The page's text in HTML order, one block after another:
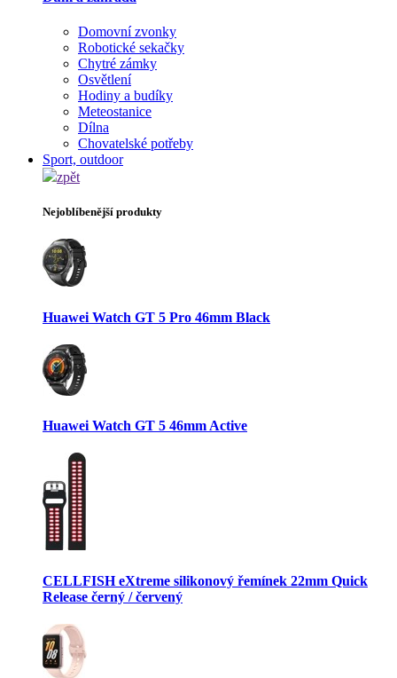
Domovní zvonky
Robotické sekačky
Chytré zámky
Osvětlení
Hodiny a budíky
Meteostanice
Dílna
Chovatelské potřeby
Sport, outdoor
zpět
Nejoblíbenější produkty
Huawei Watch GT 5 Pro 46mm Black
Huawei Watch GT 5 46mm Active
CELLFISH eXtreme silikonový řemínek 22mm Quick
Release černý / červený